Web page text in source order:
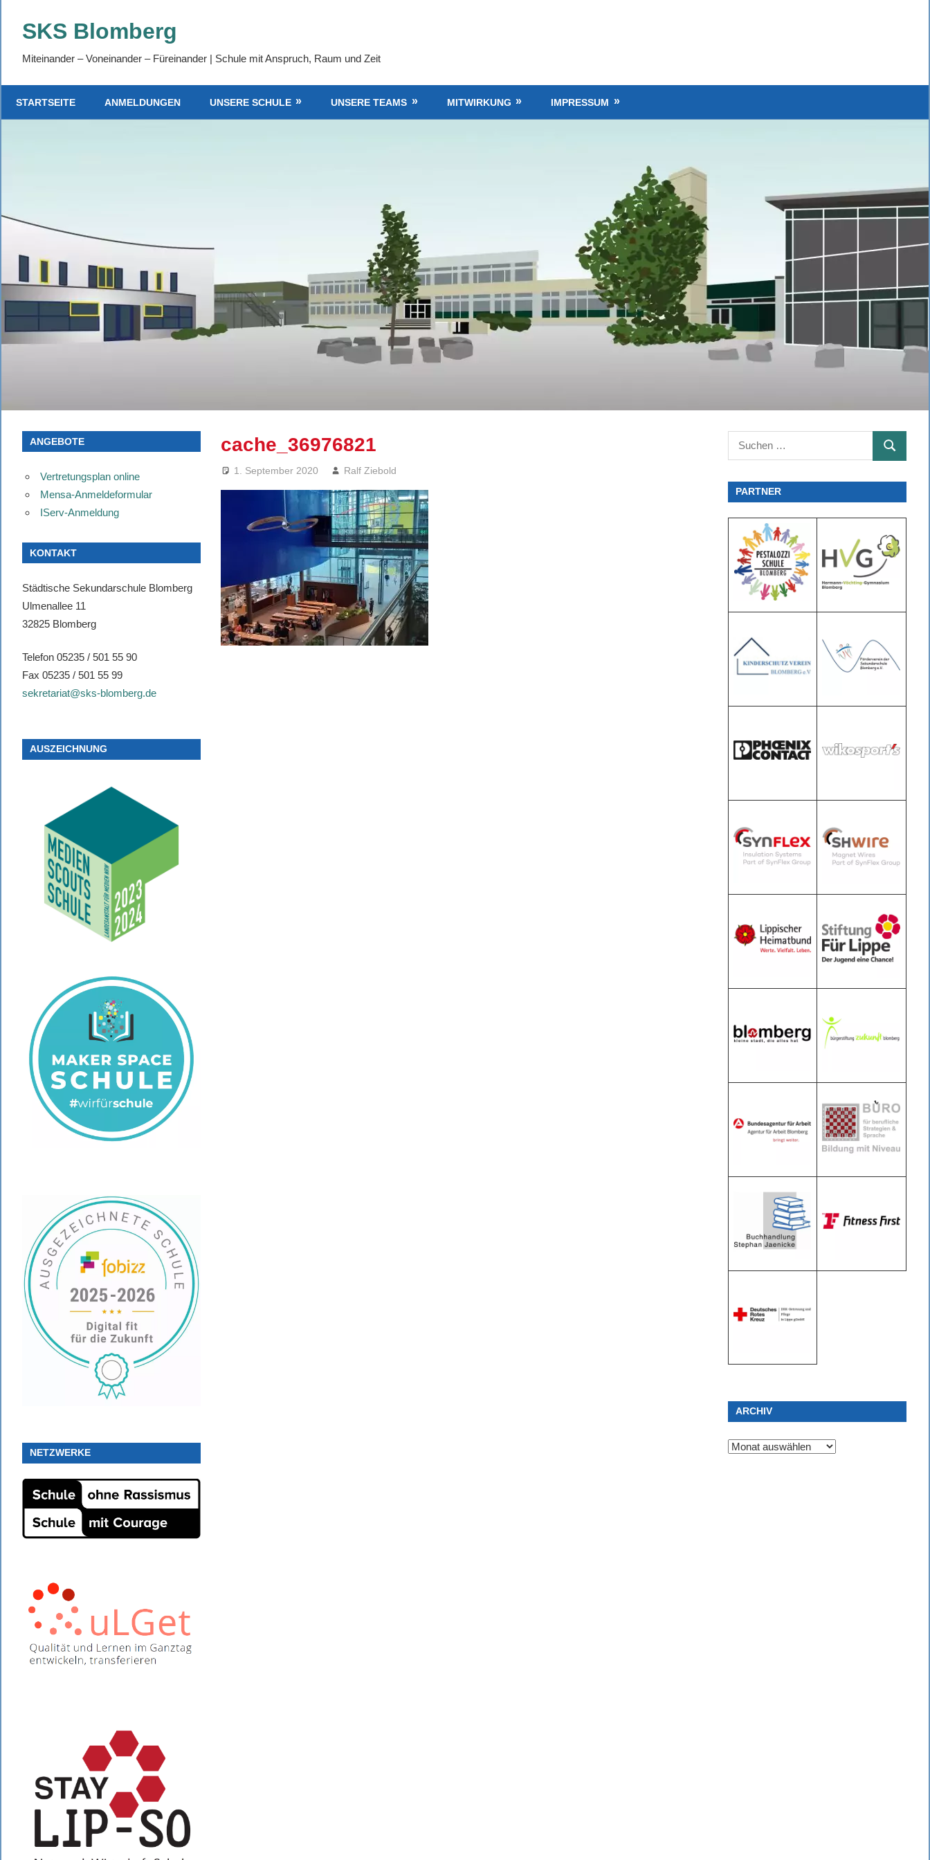
InhaltSKS Blomberg
Miteinander – Voneinander – Füreinander | Schule mit Anspruch, Raum und Zeit
STARTSEITE ANMELDUNGEN UNSERE SCHULE UNSERE TEAMS MITWIRKUNG IMPRESSUM
cache_36976821
1. September 2020 Ralf Ziebold
ANGEBOTE
Vertretungsplan online
Mensa-Anmeldeformular
IServ-Anmeldung
KONTAKT
Städtische Sekundarschule Blomberg
Ulmenallee 11
32825 Blomberg
Telefon 05235 / 501 55 90
Fax 05235 / 501 55 99
sekretariat@sks-blomberg.de
AUSZEICHNUNG
NETZWERKE
Suchen
nach:
SUCHEN
PARTNER
ARCHIV
Archiv